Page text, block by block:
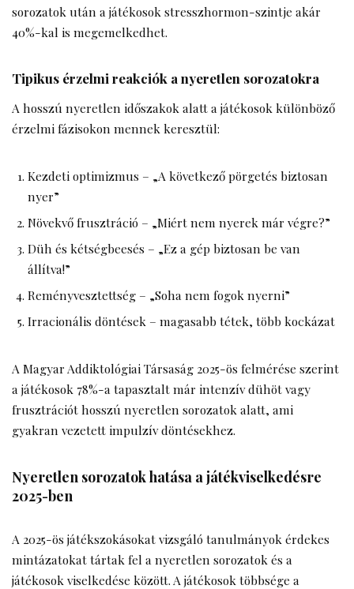
sorozatok után a játékosok stresszhormon-szintje akár
40%-kal is megemelkedhet.
Tipikus érzelmi reakciók a nyeretlen sorozatokra
A hosszú nyeretlen időszakok alatt a játékosok különböző
érzelmi fázisokon mennek keresztül:
Kezdeti optimizmus – „A következő pörgetés biztosan
nyer”
Növekvő frusztráció – „Miért nem nyerek már végre?”
Düh és kétségbeesés – „Ez a gép biztosan be van
állítva!”
Reményvesztettség – „Soha nem fogok nyerni”
Irracionális döntések – magasabb tétek, több kockázat
A Magyar Addiktológiai Társaság 2025-ös felmérése szerint
a játékosok 78%-a tapasztalt már intenzív dühöt vagy
frusztrációt hosszú nyeretlen sorozatok alatt, ami
gyakran vezetett impulzív döntésekhez.
Nyeretlen sorozatok hatása a játékviselkedésre
2025-ben
A 2025-ös játékszokásokat vizsgáló tanulmányok érdekes
mintázatokat tártak fel a nyeretlen sorozatok és a
játékosok viselkedése között. A játékosok többsége a